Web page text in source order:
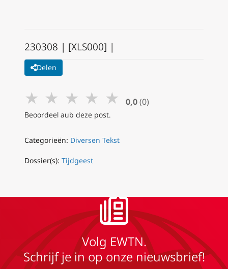
230308 | [XLS000] |
Delen
★ ★ ★ ★ ★ 0,0 (0)
Beoordeel aub deze post.
Categorieën: Diversen Tekst
Dossier(s): Tijdgeest
Volg EWTN.
Schrijf je in op onze nieuwsbrief!